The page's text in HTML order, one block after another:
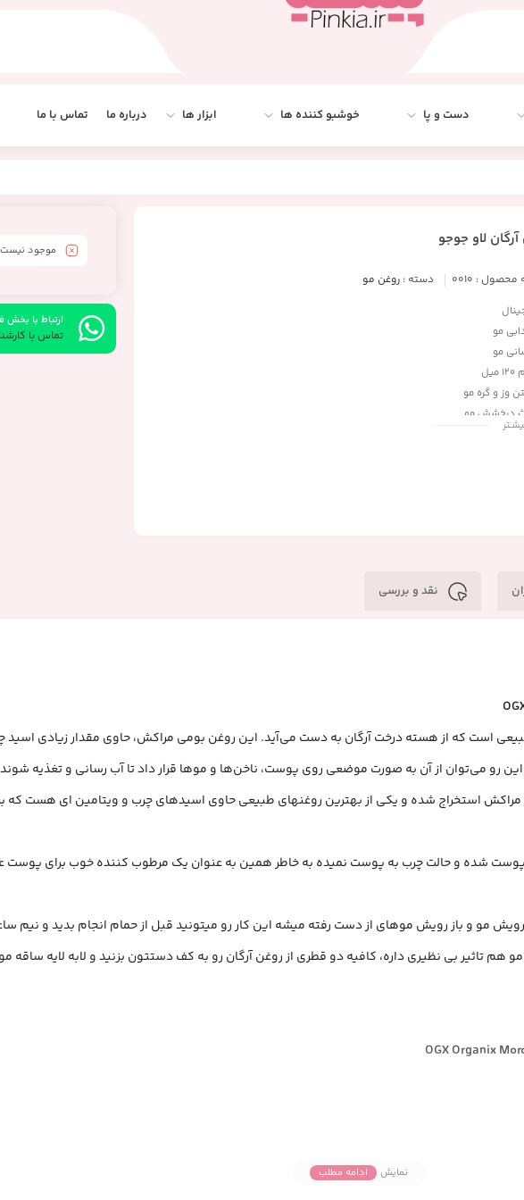
دست و پا خوشبو کننده ها ابزار ها درباره ما تماس با ما
لاو جوجو
محصول : 0010 دسته : روغن مو
مو
مو
وز و گره مو
درخشش مو
مقاومت مو
موجود نیست
ارتباط با
تماس با
نقد و بررسی
مراکش استخراج شده و یکی از بهترین روغنهای طبیعی حاوی اسیدهای چرب و ویتامین ای هست
شده و حالت چرب به پوست نمیده به خاطر همین به عنوان یک مرطوب کننده خوب برای پوست
مو و باز رویش موهای از دست رفته میشه این کار رو میتونید قبل از حمام انجام بدید و نیم
هم تاثیر بی نظیری داره، کافیه دو قطری از روغن آرگان رو به کف دستتون بزنید و لابه لایه
نمایش ادامه مطلب